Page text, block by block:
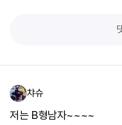
챠슈
저는 B형남자~~~~